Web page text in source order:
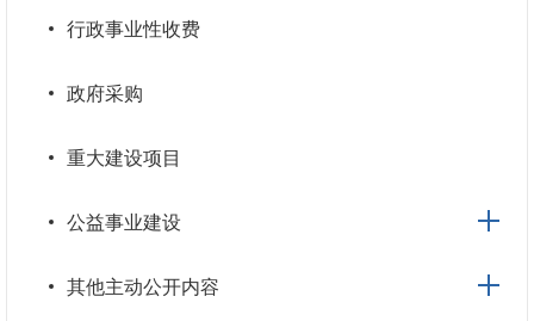
行政事业性收费
政府采购
重大建设项目
公益事业建设
其他主动公开内容